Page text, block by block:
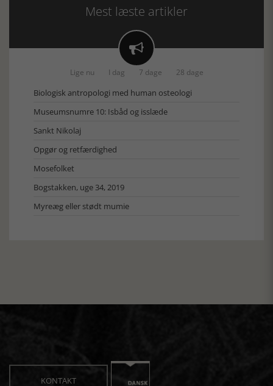
Mest læste artikler

Lige nu I dag 7 dage 28 dage
Biologisk antropologi med human osteologi
Museumsnumre 10: Isbåd og isslæde
Sankt Nikolaj
Opgør og retfærdighed
Mosefolket
Bogstakken, uge 34, 2019
Myreæg eller stødt mumie
KONTAKT